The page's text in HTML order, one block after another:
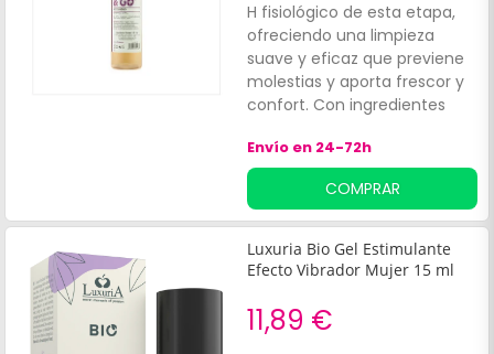
H fisiológico de esta etapa,
ofreciendo una limpieza
suave y eficaz que previene
molestias y aporta frescor y
confort. Con ingredientes
Envío en 24-72h
COMPRAR
Luxuria Bio Gel Estimulante
Efecto Vibrador Mujer 15 ml
11,89 €